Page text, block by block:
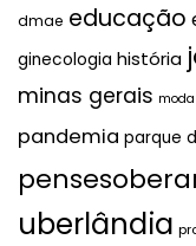
dmae educação
ginecologia história
minas gerais moda
pandemia parque
uberlândia